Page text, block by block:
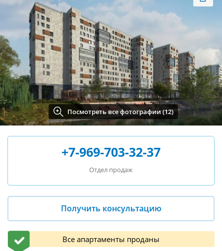
Посмотреть все фотографии (12)
+7-969-703-32-37
Отдел продаж
Получить консультацию
Все апартаменты проданы